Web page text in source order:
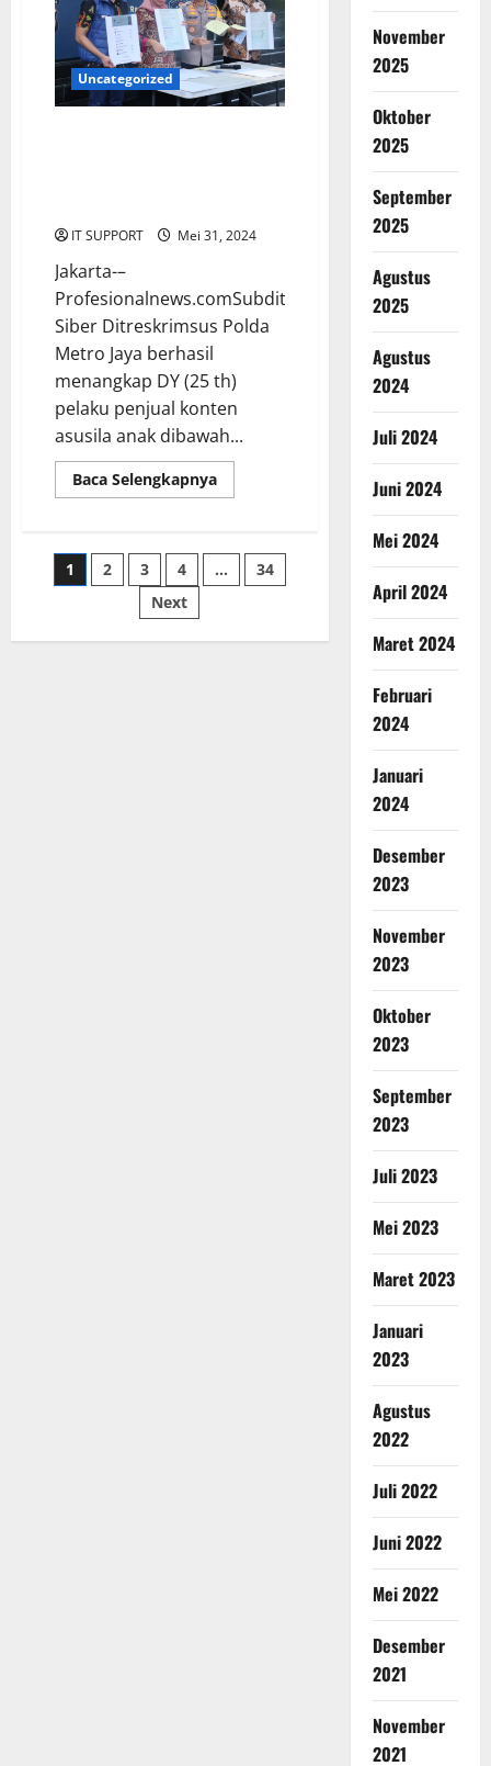
Uncategorized
IT SUPPORT Mei 31, 2024
Jakarta-–
Profesionalnews.comSubdit
Siber Ditreskrimsus Polda
Metro Jaya berhasil
menangkap DY (25 th)
pelaku penjual konten
asusila anak dibawah...
Baca Selengkapnya
1 2 3 4 …
34
Next
November
2025
Oktober
2025
September
2025
Agustus
2025
Agustus
2024
Juli 2024
Juni 2024
Mei 2024
April 2024
Maret 2024
Februari
2024
Januari
2024
Desember
2023
November
2023
Oktober
2023
September
2023
Juli 2023
Mei 2023
Maret 2023
Januari
2023
Agustus
2022
Juli 2022
Juni 2022
Mei 2022
Desember
2021
November
2021